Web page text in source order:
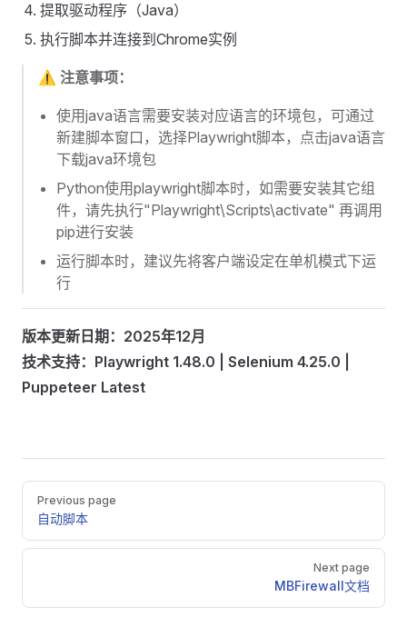
提取驱动程序（Java）
执行脚本并连接到Chrome实例
⚠️ 注意事项：
使用java语言需要安装对应语言的环境包，可通过
新建脚本窗口，选择Playwright脚本，点击java语言
下载java环境包
Python使用playwright脚本时，如需要安装其它组
件，请先执行"Playwright\Scripts\activate" 再调用
pip进行安装
运行脚本时，建议先将客户端设定在单机模式下运
行
版本更新日期：2025年12月
技术支持：Playwright 1.48.0 | Selenium 4.25.0 |
Puppeteer Latest
Pager
Previous page
自动脚本
Next page
MBFirewall文档